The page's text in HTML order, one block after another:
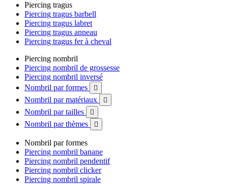
Piercing tragus
Piercing tragus barbell
Piercing tragus labret
Piercing tragus anneau
Piercing tragus fer à cheval
Piercing nombril
Piercing nombril de grossesse
Piercing nombril inversé
Nombril par formes

Nombril par matériaux 
Nombril par tailles 
Nombril par thèmes 
Nombril par formes
Piercing nombril banane
Piercing nombril pendentif
Piercing nombril clicker
Piercing nombril spirale